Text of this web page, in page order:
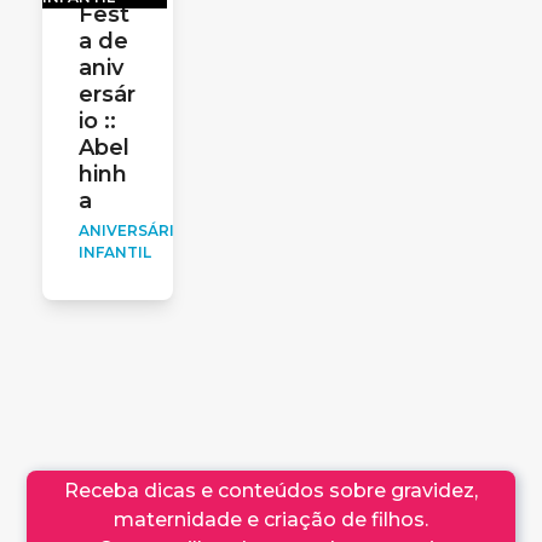
Fest
a de
aniv
ersár
io ::
Abel
hinh
a
ANIVERSÁRIO
INFANTIL
Receba dicas e conteúdos sobre gravidez,
maternidade e criação de filhos.